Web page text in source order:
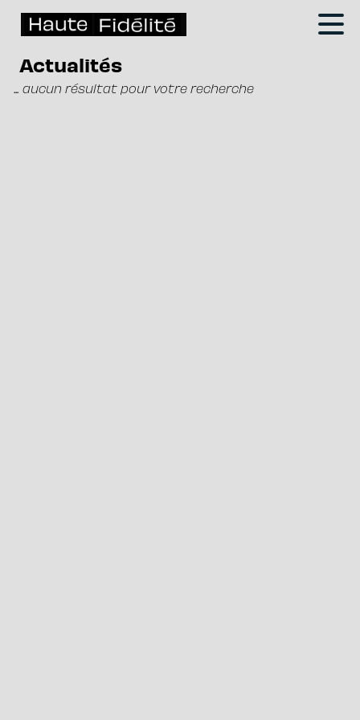
Actualités
... aucun résultat pour votre recherche